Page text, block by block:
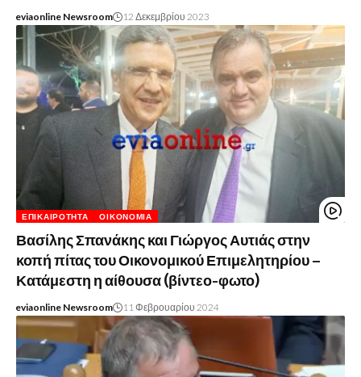
eviaonline Newsroom 12 Δεκεμβρίου 2023
ΕΠΙΚΑΙΡΌΤΗΤΑ ΟΙΚΟΝΟΜΊΑ
Βασίλης Σπανάκης και Γιώργος Αυτιάς στην
κοπή πίτας του Οικονομικού Επιμελητηρίου –
Κατάμεστη η αίθουσα (βίντεο-φωτο)
eviaonline Newsroom 11 Φεβρουαρίου 2024